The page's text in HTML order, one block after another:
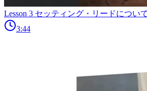
Lesson 3 セッティング・リードについて
3:44